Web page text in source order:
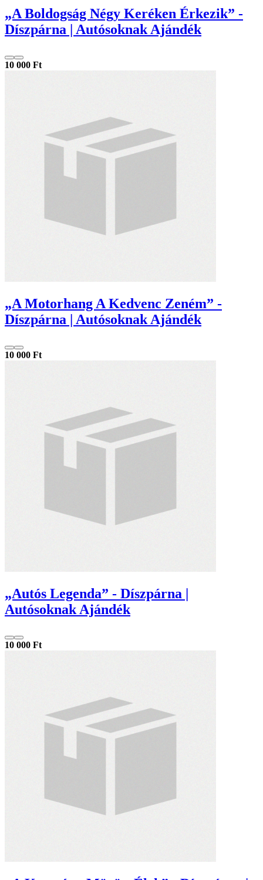
„A Boldogság Négy Keréken Érkezik” -
Díszpárna | Autósoknak Ajándék
10 000 Ft
„A Motorhang A Kedvenc Zeném” -
Díszpárna | Autósoknak Ajándék
10 000 Ft
„Autós Legenda” - Díszpárna |
Autósoknak Ajándék
10 000 Ft